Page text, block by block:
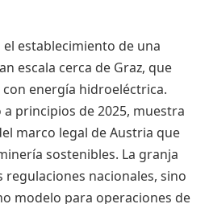
establecimiento de una
escala cerca de Graz, que
energía hidroeléctrica.
principios de 2025, muestra
marco legal de Austria que
sostenibles. La granja
regulaciones nacionales, sino
modelo para operaciones de